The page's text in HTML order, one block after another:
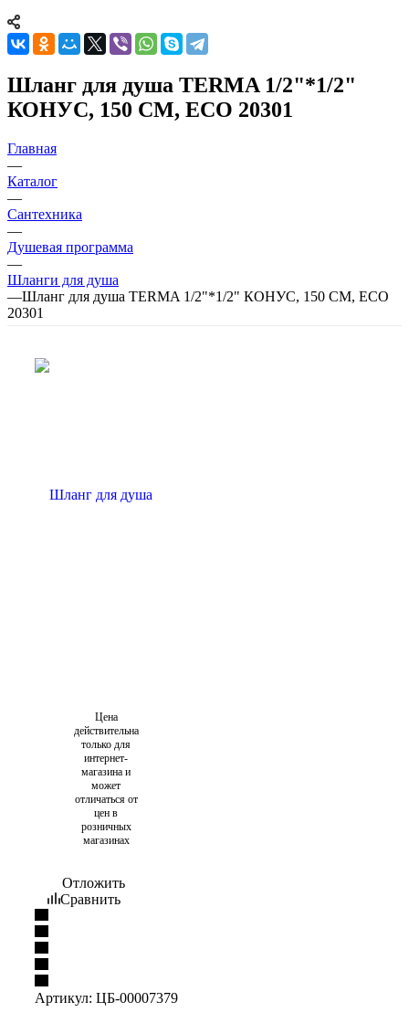
Шланг для душа TERMA 1/2"*1/2"
КОНУС, 150 СМ, ECO 20301
Главная
—
Каталог
—
Сантехника
—
Душевая программа
—
Шланги для душа
—Шланг для душа TERMA 1/2"*1/2" КОНУС, 150 СМ, ECO
20301
Цена
действительна
только для
интернет-
магазина и
может
отличаться от
цен в
розничных
магазинах
Отложить
Сравнить
Артикул: ЦБ-00007379